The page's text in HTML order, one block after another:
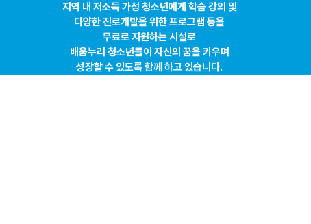
지역 내 저소득 가정 청소년에게 학습 강의 및
다양한 진로개발을 위한 프로그램 등을
무료로 지원하는 시설로
배움누리 청소년들이 자신의 꿈을 키우며
성장할 수 있도록 함께 하고 있습니다.